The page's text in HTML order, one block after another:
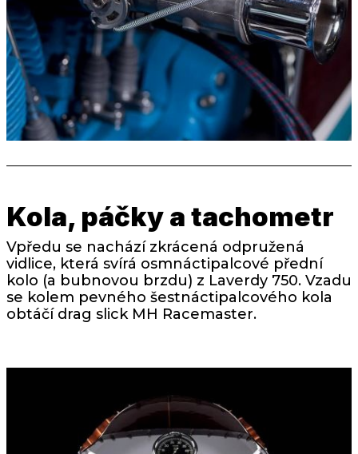
Kola, páčky a tachometr
Vpředu se nachází zkrácená odpružená
vidlice, která svírá osmnáctipalcové přední
kolo (a bubnovou brzdu) z Laverdy 750. Vzadu
se kolem pevného šestnáctipalcového kola
obtáčí drag slick MH Racemaster.